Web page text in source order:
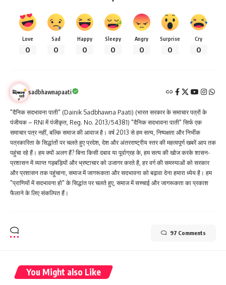
Love
0
Sad
0
Happy
0
Sleepy
0
Angry
0
Surprise
0
Cry
0
sadbhawnapaati
"दैनिक सदभावना पाती" (Dainik Sadbhawna Paati) (भारत सरकार के समाचार पत्रों के
पंजीयक – RNI में पंजीकृत, Reg. No. 2013/54381) "दैनिक सदभावना पाती" सिर्फ एक
समाचार पत्र नहीं, बल्कि समाज की आवाज है। वर्ष 2013 से हम सत्य, निष्पक्षता और निर्भीक
पत्रकारिता के सिद्धांतों पर चलते हुए प्रदेश, देश और अंतरराष्ट्रीय स्तर की महत्वपूर्ण खबरें आप तक
पहुंचा रहे हैं। हम क्यों अलग हैं? बिना किसी दबाव या पूर्वाग्रह के, हम सत्य की खोज करके शासन-
प्रशासन में व्याप्त गड़बड़ियों और भ्रष्टाचार को उजागर करते है, हर वर्ग की समस्याओं को सरकार
और प्रशासन तक पहुंचाना, समाज में जागरूकता और सदभावना को बढ़ावा देना हमारा ध्येय है। हम
"प्राणियों में सदभावना हो" के सिद्धांत पर चलते हुए, समाज में सच्चाई और जागरूकता का प्रकाश
फैलाने के लिए संकल्पित हैं।
97 Comments
You Might also Like